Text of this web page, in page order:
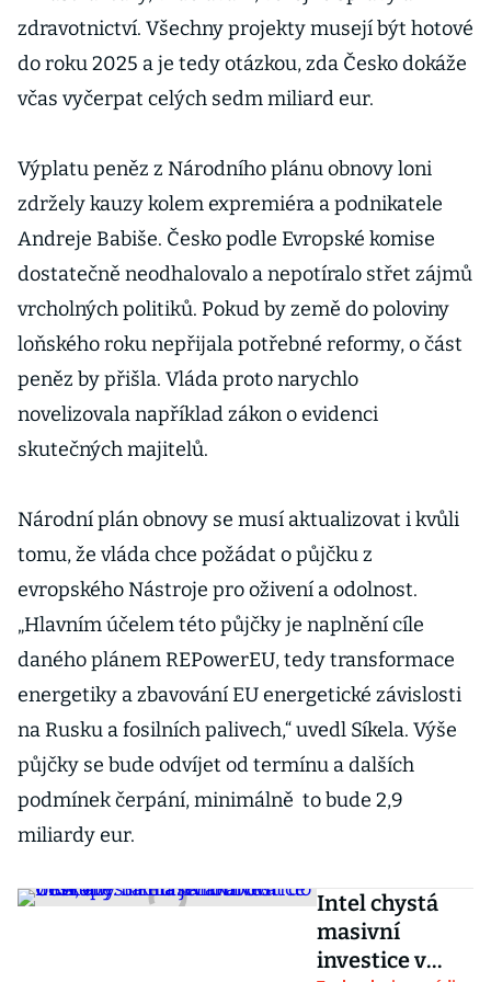
zdravotnictví. Všechny projekty musejí být hotové
do roku 2025 a je tedy otázkou, zda Česko dokáže
včas vyčerpat celých sedm miliard eur.
Výplatu peněz z Národního plánu obnovy loni
zdržely kauzy kolem expremiéra a podnikatele
Andreje Babiše. Česko podle Evropské komise
dostatečně neodhalovalo a nepotíralo střet zájmů
vrcholných politiků. Pokud by země do poloviny
loňského roku nepřijala potřebné reformy, o část
peněz by přišla. Vláda proto narychlo
novelizovala například zákon o evidenci
skutečných majitelů.
Národní plán obnovy se musí aktualizovat i kvůli
tomu, že vláda chce požádat o půjčku z
evropského Nástroje pro oživení a odolnost.
„Hlavním účelem této půjčky je naplnění cíle
daného plánem REPowerEU, tedy transformace
energetiky a zbavování EU energetické závislosti
na Rusku a fosilních palivech,“ uvedl Síkela. Výše
půjčky se bude odvíjet od termínu a dalších
podmínek čerpání, minimálně to bude 2,9
miliardy eur.
Intel chystá
masivní
investice v